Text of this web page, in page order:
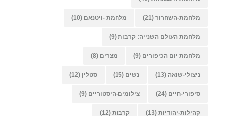
מלחמת-השחרור (21) מלחמת -ויטנאם (10)
מלחמת העולם השנייה: קרבות (9)
מלחמת יום הכיפורים (9) מצרים (8)
ניצולי-שואה (13) נשים (15) סטלין (12)
סיפורי-חיים (24) צילומים-היסטוריים (9)
קהילות-יהודיות (13) קרבות (12)